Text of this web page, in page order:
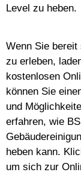
Level zu heben.
Wenn Sie
zu erleben,
kostenlosen
können Sie
und
erfahren, wie
heben kann.
um sich zur